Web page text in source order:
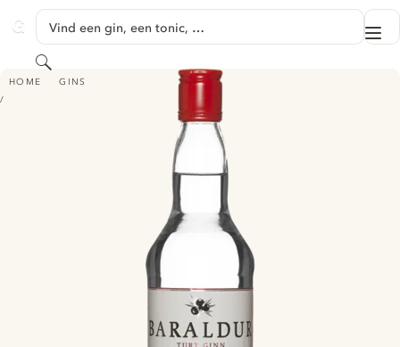
GINVENTORY
Vind een gin, een tonic, …
Zoeken
HOME GINS
BARALDUR TURT GINN